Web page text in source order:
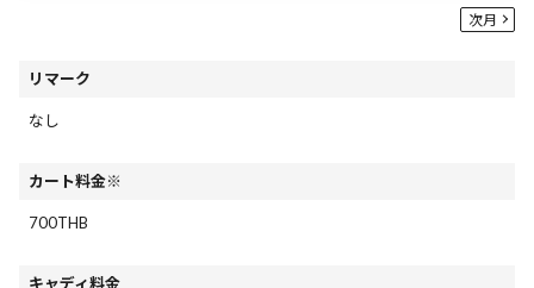
次月
リマーク
なし
カート料金※
700THB
キャディ料金